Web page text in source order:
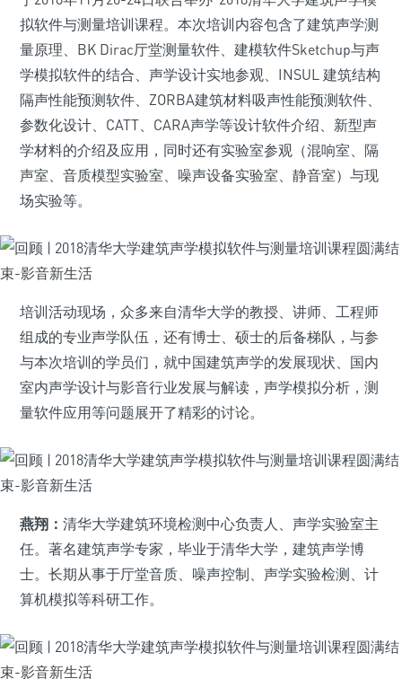
拟软件与测量培训课程。本次培训内容包含了建筑声学测
量原理、BK Dirac厅堂测量软件、建模软件Sketchup与声
学模拟软件的结合、声学设计实地参观、INSUL 建筑结构
隔声性能预测软件、ZORBA建筑材料吸声性能预测软件、
参数化设计、CATT、CARA声学等设计软件介绍、新型声
学材料的介绍及应用，同时还有实验室参观（混响室、隔
声室、音质模型实验室、噪声设备实验室、静音室）与现
场实验等。
培训活动现场，众多来自清华大学的教授、讲师、工程师
组成的专业声学队伍，还有博士、硕士的后备梯队，与参
与本次培训的学员们，就中国建筑声学的发展现状、国内
室内声学设计与影音行业发展与解读，声学模拟分析，测
量软件应用等问题展开了精彩的讨论。
燕翔： 清华大学建筑环境检测中心负责人、声学实验室主
任。著名建筑声学专家，毕业于清华大学，建筑声学博
士。长期从事于厅堂音质、噪声控制、声学实验检测、计
算机模拟等科研工作。